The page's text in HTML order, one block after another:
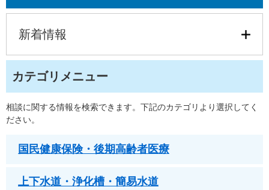
文
新着情報
カテゴリメニュー
相談に関する情報を検索できます。下記のカテゴリより選択してく
ださい。
国民健康保険・後期高齢者医療
上下水道・浄化槽・簡易水道